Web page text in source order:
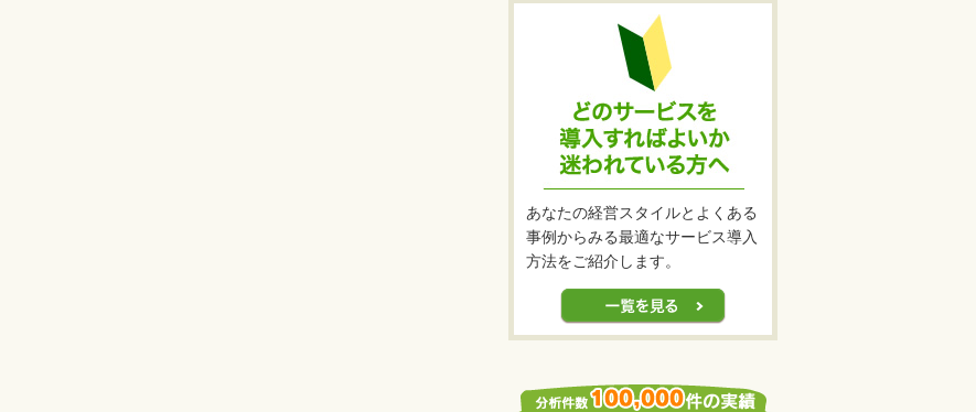
あなたの経営スタイルとよくある
事例からみる最適なサービス導入
方法をご紹介します。